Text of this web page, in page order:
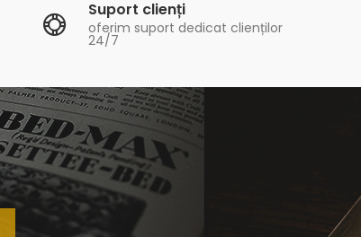
Suport clienți
oferim suport dedicat clienților
24/7